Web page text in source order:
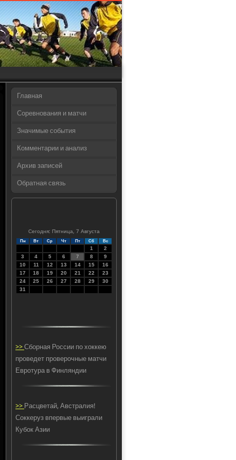
Главная
Соревнования и матчи
Значимые события
Комментарии и анализ
Архив записей
Обратная связь
Сегодня: Пятница, 7 Августа
Пн Вт Ср Чт Пт Сб Вс
1
2
3
4 5 6 7 8
9
10
11 12 13 14 15
16
17
18 19 20 21 22
23
24
25 26 27 28 29
30
31
>>Сборная России по хоккею
проведет проверочные матчи
Евротура в Финляндии
>>Расцветай, Австралия!
Соккеруз впервые выиграли
Кубок Азии